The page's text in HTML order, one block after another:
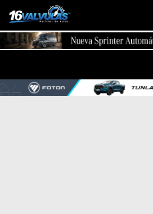
Saltar al contenido